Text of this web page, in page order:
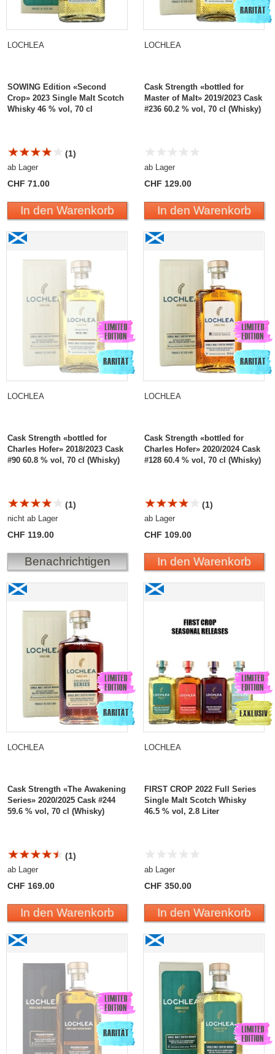
LOCHLEA
SOWING Edition «Second
Crop» 2023 Single Malt Scotch
Whisky 46 % vol, 70 cl
(1)
ab Lager
CHF 71.00
In den Warenkorb
LOCHLEA
Cask Strength «bottled for
Master of Malt» 2019/2023 Cask
#236 60.2 % vol, 70 cl (Whisky)
ab Lager
CHF 129.00
In den Warenkorb
Lochlea Cask Strength «bottled for Charles Hofer»
LOCHLEA
Cask Strength «bottled for
Charles Hofer» 2018/2023 Cask
#90 60.8 % vol, 70 cl (Whisky)
(1)
nicht ab Lager
CHF 119.00
Benachrichtigen
Lochlea Cask Strength
Hofer» 2020/2024 Cask
LOCHLEA
Cask Strength «bottled for
Charles Hofer» 2020/2024 Cask
#128 60.4 % vol, 70 cl (Whisky)
(1)
ab Lager
CHF 109.00
In den Warenkorb
Lochlea Cask Strength «The Awakening Series»
LOCHLEA
Cask Strength «The Awakening
Series» 2020/2025 Cask #244
59.6 % vol, 70 cl (Whisky)
(1)
ab Lager
CHF 169.00
In den Warenkorb
Lochlea FIRST CROP
LOCHLEA
FIRST CROP 2022 Full Series
Single Malt Scotch Whisky
46.5 % vol, 2.8 Liter
ab Lager
CHF 350.00
In den Warenkorb
Lochlea «Overtone» Stout Cask Finish 2023
Lochlea SOWING Edition
Malt Scotch Whisky